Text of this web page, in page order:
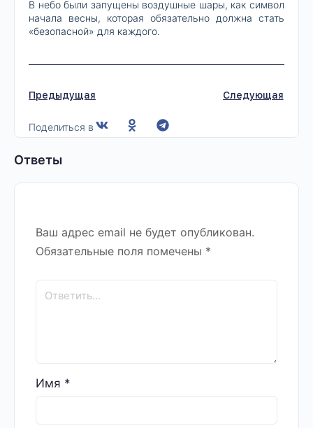
В небо были запущены воздушные шары, как символ
начала весны, которая обязательно должна стать
«безопасной» для каждого.
Предыдущая Следующая
Поделиться в
Ответы
Ваш адрес email не будет опубликован.
Обязательные поля помечены *
Имя *